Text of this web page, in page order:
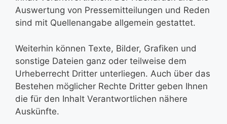
Auswertung von Pressemitteilungen und Reden
sind mit Quellenangabe allgemein gestattet.
Weiterhin können Texte, Bilder, Grafiken und
sonstige Dateien ganz oder teilweise dem
Urheberrecht Dritter unterliegen. Auch über das
Bestehen möglicher Rechte Dritter geben Ihnen
die für den Inhalt Verantwortlichen nähere
Auskünfte.